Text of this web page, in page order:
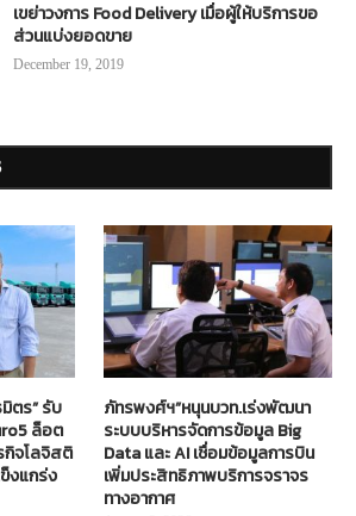
เขย่าวงการ Food Delivery เมื่อผู้ให้บริการขอ
ส่วนแบ่งยอดขาย
December 19, 2019
ตร” รับ
ล็อต
จโลจิสติ
งแกร่ง
ภัทรพงศ์ฯ”หนุนบวท.เร่งพัฒนา
ระบบบริหารจัดการข้อมูล Big
Data และ AI เชื่อมข้อมูลการบิน
เพิ่มประสิทธิภาพบริการจราจร
ทางอากาศ